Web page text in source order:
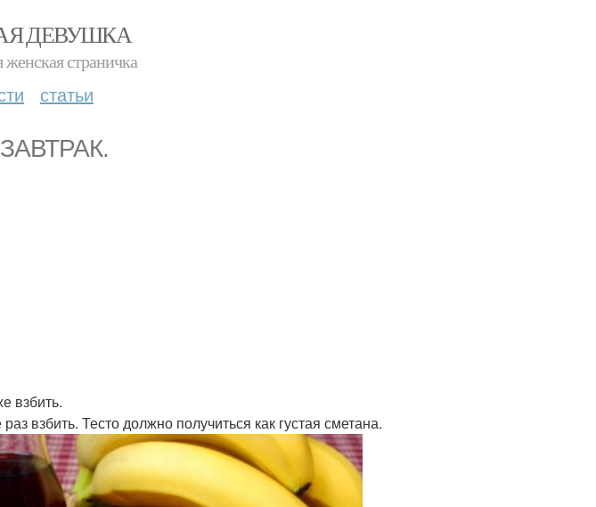
ДЕВУШКА
страничка
статьи
взбить.
взбить. Тесто должно получиться как густая сметана.